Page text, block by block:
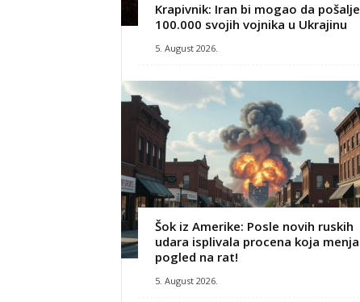
Krapivnik: Iran bi mogao da pošalje
100.000 svojih vojnika u Ukrajinu
5. August 2026.
Šok iz Amerike: Posle novih ruskih
udara isplivala procena koja menja
pogled na rat!
5. August 2026.